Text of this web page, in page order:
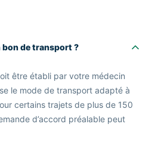
de transport ?
être établi par votre médecin
le mode de transport adapté à
certains trajets de plus de 150
d’accord préalable peut